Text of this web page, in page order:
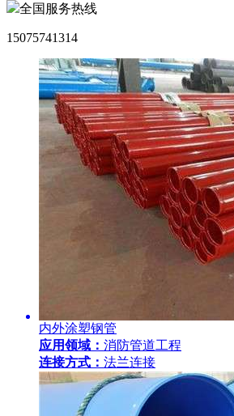
全国服务热线
15075741314
内外涂塑钢管
应用领域： 消防管道工程
连接方式： 法兰连接